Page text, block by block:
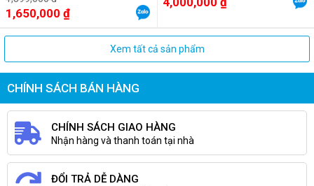
1,650,000 ₫
Xem tất cả sản phẩm
CHÍNH SÁCH BÁN HÀNG
CHÍNH SÁCH GIAO HÀNG
Nhận hàng và thanh toán tại nhà
ĐỔI TRẢ DỄ DÀNG